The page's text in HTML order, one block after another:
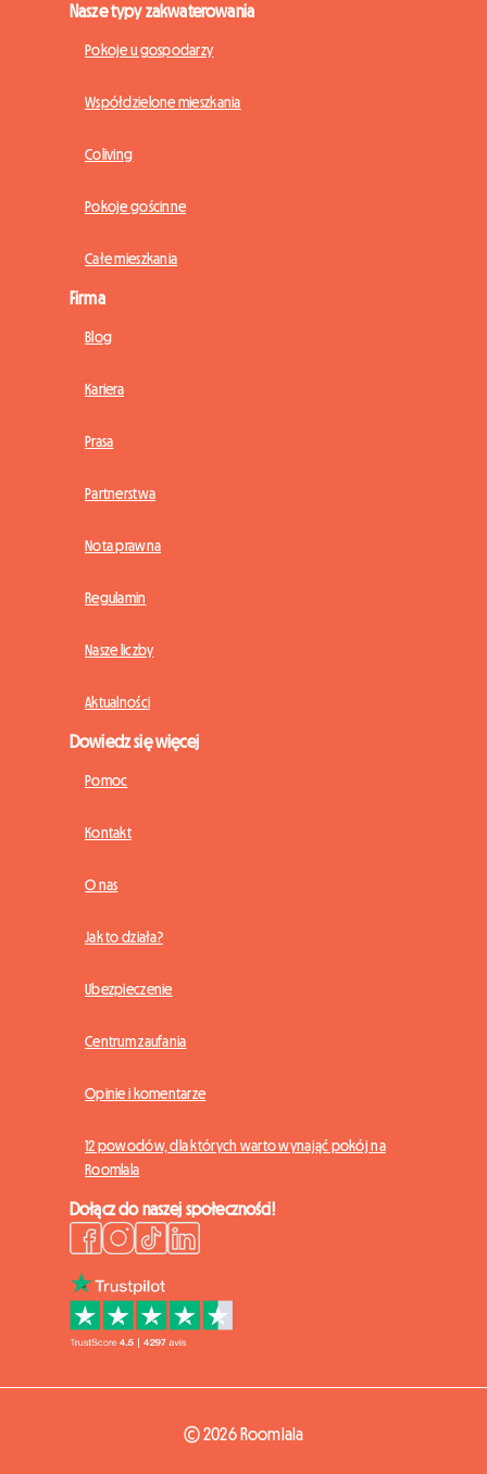
Nasze typy zakwaterowania
Pokoje u gospodarzy
Współdzielone mieszkania
Coliving
Pokoje gościnne
Całe mieszkania
Firma
Blog
Kariera
Prasa
Partnerstwa
Nota prawna
Regulamin
Nasze liczby
Aktualności
Dowiedz się więcej
Pomoc
Kontakt
O nas
Jak to działa?
Ubezpieczenie
Centrum zaufania
Opinie i komentarze
12 powodów, dla których warto wynająć pokój na
Roomlala
Dołącz do naszej społeczności!
© 2026 Roomlala